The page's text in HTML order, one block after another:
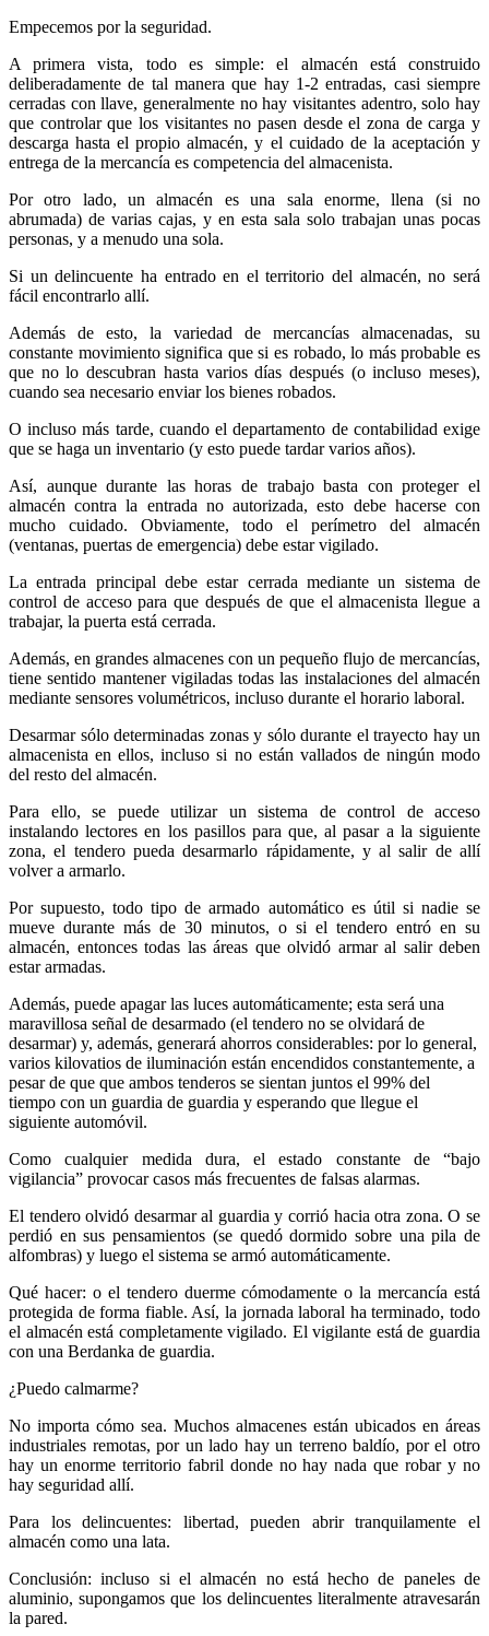
Empecemos por la seguridad.
A primera vista, todo es simple: el almacén está construido
deliberadamente de tal manera que hay 1-2 entradas, casi siempre
cerradas con llave, generalmente no hay visitantes adentro, solo hay
que controlar que los visitantes no pasen desde el zona de carga y
descarga hasta el propio almacén, y el cuidado de la aceptación y
entrega de la mercancía es competencia del almacenista.
Por otro lado, un almacén es una sala enorme, llena (si no
abrumada) de varias cajas, y en esta sala solo trabajan unas pocas
personas, y a menudo una sola.
Si un delincuente ha entrado en el territorio del almacén, no será
fácil encontrarlo allí.
Además de esto, la variedad de mercancías almacenadas, su
constante movimiento significa que si es robado, lo más probable es
que no lo descubran hasta varios días después (o incluso meses),
cuando sea necesario enviar los bienes robados.
O incluso más tarde, cuando el departamento de contabilidad exige
que se haga un inventario (y esto puede tardar varios años).
Así, aunque durante las horas de trabajo basta con proteger el
almacén contra la entrada no autorizada, esto debe hacerse con
mucho cuidado. Obviamente, todo el perímetro del almacén
(ventanas, puertas de emergencia) debe estar vigilado.
La entrada principal debe estar cerrada mediante un sistema de
control de acceso para que después de que el almacenista llegue a
trabajar, la puerta está cerrada.
Además, en grandes almacenes con un pequeño flujo de mercancías,
tiene sentido mantener vigiladas todas las instalaciones del almacén
mediante sensores volumétricos, incluso durante el horario laboral.
Desarmar sólo determinadas zonas y sólo durante el trayecto hay un
almacenista en ellos, incluso si no están vallados de ningún modo
del resto del almacén.
Para ello, se puede utilizar un sistema de control de acceso
instalando lectores en los pasillos para que, al pasar a la siguiente
zona, el tendero pueda desarmarlo rápidamente, y al salir de allí
volver a armarlo.
Por supuesto, todo tipo de armado automático es útil si nadie se
mueve durante más de 30 minutos, o si el tendero entró en su
almacén, entonces todas las áreas que olvidó armar al salir deben
estar armadas.
Además, puede apagar las luces automáticamente; esta será una
maravillosa señal de desarmado (el tendero no se olvidará de
desarmar) y, además, generará ahorros considerables: por lo general,
varios kilovatios de iluminación están encendidos constantemente, a
pesar de que que ambos tenderos se sientan juntos el 99% del
tiempo con un guardia de guardia y esperando que llegue el
siguiente automóvil.
Como cualquier medida dura, el estado constante de “bajo
vigilancia” provocar casos más frecuentes de falsas alarmas.
El tendero olvidó desarmar al guardia y corrió hacia otra zona. O se
perdió en sus pensamientos (se quedó dormido sobre una pila de
alfombras) y luego el sistema se armó automáticamente.
Qué hacer: o el tendero duerme cómodamente o la mercancía está
protegida de forma fiable. Así, la jornada laboral ha terminado, todo
el almacén está completamente vigilado. El vigilante está de guardia
con una Berdanka de guardia.
¿Puedo calmarme?
No importa cómo sea. Muchos almacenes están ubicados en áreas
industriales remotas, por un lado hay un terreno baldío, por el otro
hay un enorme territorio fabril donde no hay nada que robar y no
hay seguridad allí.
Para los delincuentes: libertad, pueden abrir tranquilamente el
almacén como una lata.
Conclusión: incluso si el almacén no está hecho de paneles de
aluminio, supongamos que los delincuentes literalmente atravesarán
la pared.